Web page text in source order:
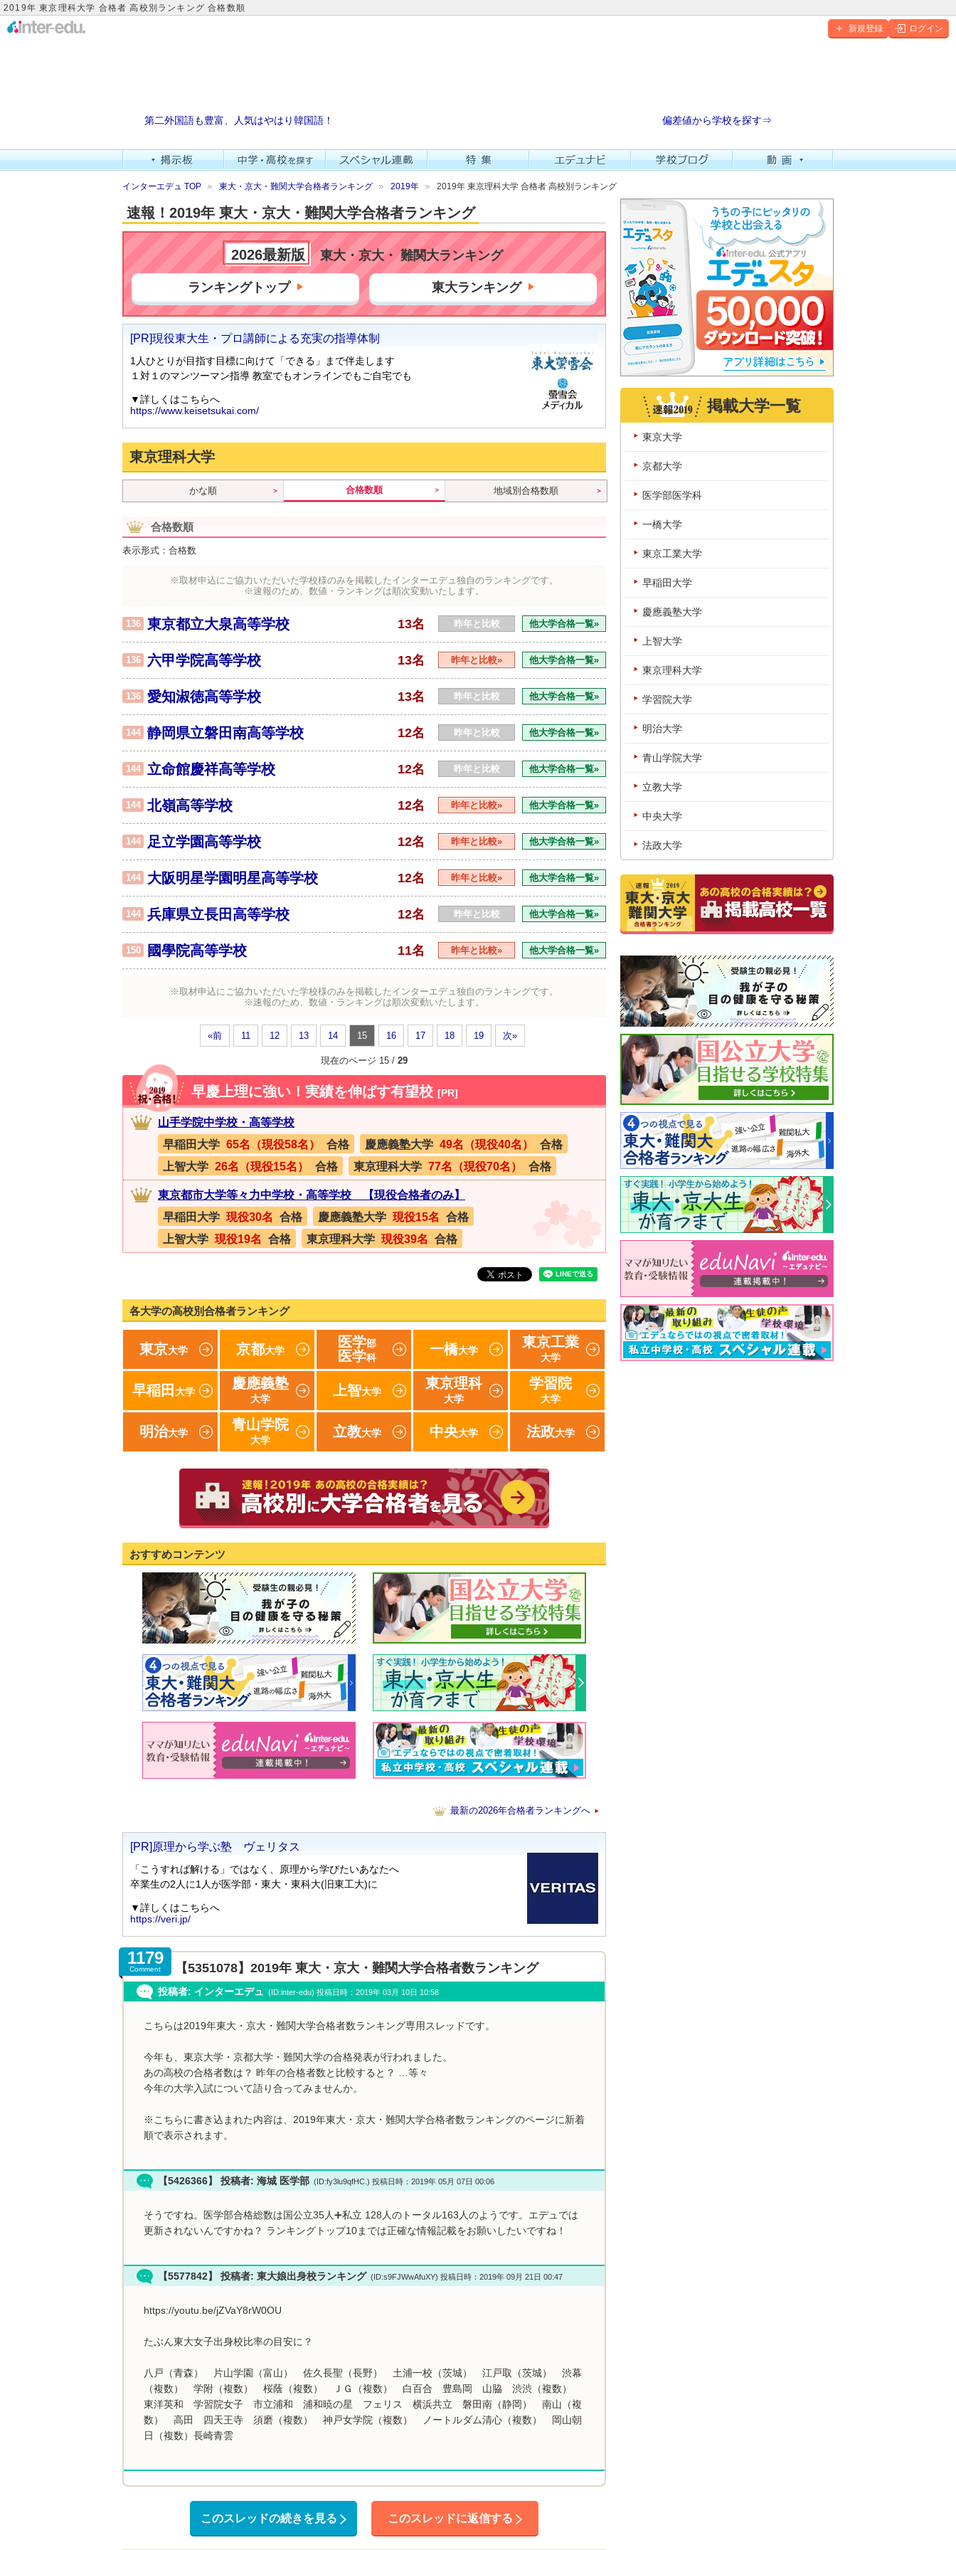
2019年 東京理科大学 合格者 高校別ランキング 合格数順
新規登録 ログイン
第二外国語も豊富、人気はやはり韓国語！ 偏差値から学校を探す⇒
インターエデュ TOP 東大・京大・難関大学合格者ランキング 2019年 2019年 東京理科大学 合格者 高校別ランキング
速報！2019年 東大・京大・難関大学合格者ランキング
2026最新版 東大・京大・ 難関大ランキング
ランキングトップ 東大ランキング
東京理科大学
かな順 合格数順 地域別合格数順
合格数順
表示形式：合格数
※取材申込にご協力いただいた学校様のみを掲載したインターエデュ独自のランキングです。
※速報のため、数値・ランキングは順次変動いたします。
136 東京都立大泉高等学校 13名 昨年と比較 他大学合格一覧»
136 六甲学院高等学校 13名 昨年と比較» 他大学合格一覧»
136 愛知淑徳高等学校 13名 昨年と比較 他大学合格一覧»
144 静岡県立磐田南高等学校 12名 昨年と比較 他大学合格一覧»
144 立命館慶祥高等学校 12名 昨年と比較 他大学合格一覧»
144 北嶺高等学校 12名 昨年と比較» 他大学合格一覧»
144 足立学園高等学校 12名 昨年と比較» 他大学合格一覧»
144 大阪明星学園明星高等学校 12名 昨年と比較» 他大学合格一覧»
144 兵庫県立長田高等学校 12名 昨年と比較 他大学合格一覧»
150 國學院高等学校 11名 昨年と比較» 他大学合格一覧»
※取材申込にご協力いただいた学校様のみを掲載したインターエデュ独自のランキングです。
※速報のため、数値・ランキングは順次変動いたします。
«前 11 12 13 14 15 16 17 18 19 次»
現在のページ 15 / 29
早慶上理に強い！実績を伸ばす有望校 [PR]
山手学院中学校・高等学校
早稲田大学 65名（現役58名） 合格 慶應義塾大学 49名（現役40名）
合格
上智大学 26名（現役15名） 合格 東京理科大学 77名（現役70名） 合格
東京都市大学等々力中学校・高等学校 【現役合格者のみ】
早稲田大学 現役30名 合格 慶應義塾大学 現役15名
合格
上智大学 現役19名 合格 東京理科大学 現役39名 合格
各大学の高校別合格者ランキング
東京大学 京都大学
医学部
医学科
一橋大学
東京工業
大学
早稲田 大学
慶應義塾
大学
上智大学
東京理科
大学
学習院
大学
明治大学
青山学院
大学
立教大学 中央大学 法政大学
おすすめコンテンツ
最新の2026年合格者ランキングへ
1179
Comment 【5351078】2019年 東大・京大・難関大学合格者数ランキング
投稿者: インターエデュ (ID:inter-edu) 投稿日時：2019年 03月 10日 10:58
こちらは2019年東大・京大・難関大学合格者数ランキング専用スレッドです。
今年も、東京大学・京都大学・難関大学の合格発表が行われました。
あの高校の合格者数は？ 昨年の合格者数と比較すると？ …等々
今年の大学入試について語り合ってみませんか。
※こちらに書き込まれた内容は、2019年東大・京大・難関大学合格者数ランキングのページに新着
順で表示されます。
【5426366】 投稿者: 海城 医学部 (ID:fy3lu9qfHC.) 投稿日時：2019年 05月 07日 00:06
そうですね。医学部合格総数は国公立35人➕私立 128人のトータル163人のようです。エデュでは
更新されないんですかね？ ランキングトップ10までは正確な情報記載をお願いしたいですね！
【5577842】 投稿者: 東大娘出身校ランキング (ID:s9FJWwAfuXY) 投稿日時：2019年 09月 21日 00:47
https://youtu.be/jZVaY8rW0OU
たぶん東大女子出身校比率の目安に？
八戸（青森） 片山学園（富山） 佐久長聖（長野） 土浦一校（茨城） 江戸取（茨城） 渋幕
（複数） 学附（複数） 桜蔭（複数） ＪＧ（複数） 白百合 豊島岡 山脇 渋渋（複数）
東洋英和 学習院女子 市立浦和 浦和暁の星 フェリス 横浜共立 磐田南（静岡） 南山（複
数） 高田 四天王寺 須磨（複数） 神戸女学院（複数） ノートルダム清心（複数） 岡山朝
日（複数）長崎青雲
このスレッドの続きを見る このスレッドに返信する
掲載大学一覧
東京大学
京都大学
医学部医学科
一橋大学
東京工業大学
早稲田大学
慶應義塾大学
上智大学
東京理科大学
学習院大学
明治大学
青山学院大学
立教大学
中央大学
法政大学